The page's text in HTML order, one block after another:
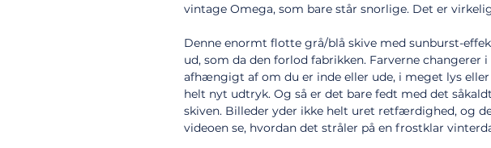
vintage Omega, som bare står snorlige. Det er
Denne enormt flotte grå/blå skive med sunburst-
ud, som da den forlod fabrikken. Farverne changerer
afhængigt af om du er inde eller ude, i meget lys
helt nyt udtryk. Og så er det bare fedt med det
skiven. Billeder yder ikke helt uret retfærdighed, og
videoen se, hvordan det stråler på en frostklar